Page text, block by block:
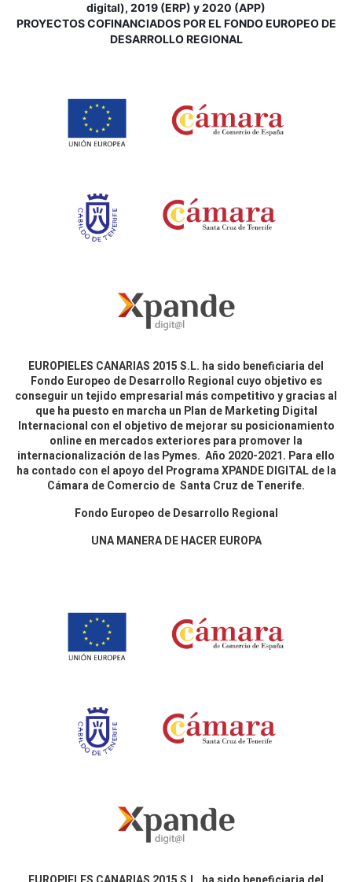
digital), 2019 (ERP) y 2020 (APP)
PROYECTOS COFINANCIADOS POR EL FONDO EUROPEO DE
DESARROLLO REGIONAL
EUROPIELES CANARIAS 2015 S.L. ha sido beneficiaria del
Fondo Europeo de Desarrollo Regional cuyo objetivo es
conseguir un tejido empresarial más competitivo y gracias al
que ha puesto en marcha un Plan de Marketing Digital
Internacional con el objetivo de mejorar su posicionamiento
online en mercados exteriores para promover la
internacionalización de las Pymes. Año 2020-2021. Para ello
ha contado con el apoyo del Programa XPANDE DIGITAL de la
Cámara de Comercio de Santa Cruz de Tenerife.
Fondo Europeo de Desarrollo Regional
UNA MANERA DE HACER EUROPA